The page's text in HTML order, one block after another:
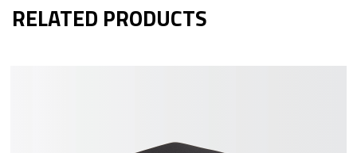
RELATED PRODUCTS